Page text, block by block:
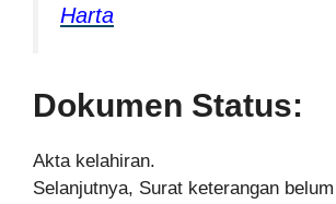
Harta
Dokumen Status:
Akta kelahiran.
Selanjutnya, Surat keterangan